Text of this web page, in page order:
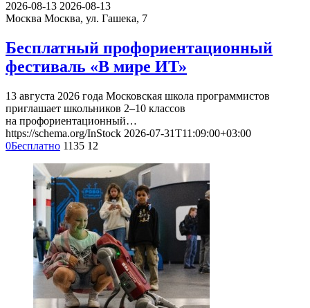
2026-08-13 2026-08-13
Москва Москва, ул. Гашека, 7
Бесплатный профориентационный
фестиваль «В мире ИТ»
13 августа 2026 года Московская школа программистов
приглашает школьников 2–10 классов
на профориентационный…
https://schema.org/InStock 2026-07-31T11:09:00+03:00
0Бесплатно 1135 12